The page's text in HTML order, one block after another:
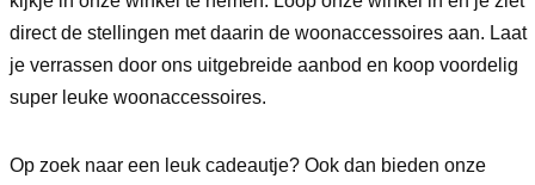
direct de stellingen met daarin de woonaccessoires aan. Laat
je verrassen door ons uitgebreide aanbod en koop voordelig
super leuke woonaccessoires.
Op zoek naar een leuk cadeautje? Ook dan bieden onze